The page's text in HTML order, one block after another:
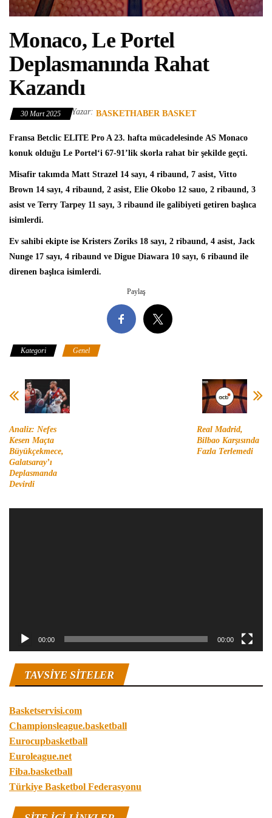
Monaco, Le Portel
Deplasmanında Rahat
Kazandı
30 Mart 2025 Yazar: BASKETHABER BASKET
Fransa Betclic ELITE Pro A 23. hafta mücadelesinde AS Monaco
konuk olduğu Le Portel‘i 67-91’lik skorla rahat bir şekilde geçti.
Misafir takımda Matt Strazel 14 sayı, 4 ribaund, 7 asist, Vitto
Brown 14 sayı, 4 ribaund, 2 asist, Elie Okobo 12 sauo, 2 ribaund, 3
asist ve Terry Tarpey 11 sayı, 3 ribaund ile galibiyeti getiren başlıca
isimlerdi.
Ev sahibi ekipte ise Kristers Zoriks 18 sayı, 2 ribaund, 4 asist, Jack
Nunge 17 sayı, 4 ribaund ve Digue Diawara 10 sayı, 6 ribaund ile
direnen başlıca isimlerdi.
Paylaş
Kategori Genel
Analiz: Nefes
Kesen Maçta
Büyükçekmece,
Galatsaray’ı
Deplasmanda
Devirdi
Real Madrid,
Bilbao Karşısında
Fazla Terlemedi
00:00 00:00
TAVSIYE SITELER
Basketservisi.com
Championsleague.basketball
Eurocupbasketball
Euroleague.net
Fiba.basketball
Türkiye Basketbol Federasyonu